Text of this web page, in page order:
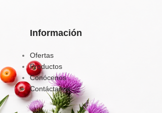
Información
Ofertas
Productos
Conócenos
Contáctanos